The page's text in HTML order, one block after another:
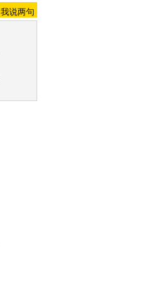
我说两句